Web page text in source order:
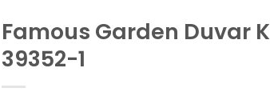
Famous Garden Duvar
39352-1